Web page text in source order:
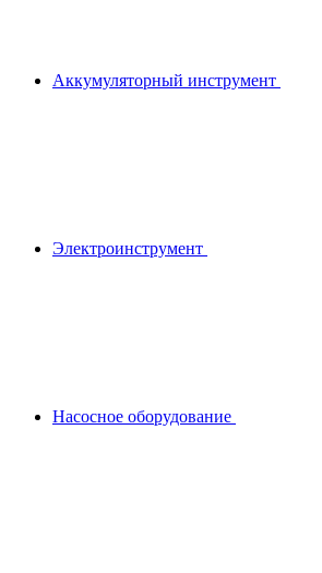
Аккумуляторный инструмент
Электроинструмент
Насосное оборудование